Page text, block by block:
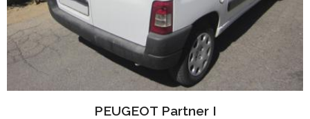
PEUGEOT Partner I